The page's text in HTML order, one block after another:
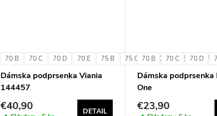
70 B 70 C 70 D 70 E 75 B 75 C 75 D 75 E 75 F
Dámska podprsenka Viania
144457
€40,90 DETAIL
70 B 70 C 70 D
Dámska podprsenka
One
€23,90